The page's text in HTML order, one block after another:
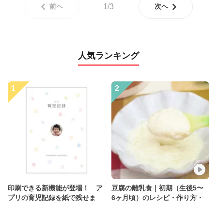
前へ 1/3 次へ
人気ランキング
1
印刷できる新機能が登場！ ア
プリの育児記録を紙で残せま
2
豆腐の離乳食｜初期（生後5〜
6ヶ月頃）のレシピ・作り方・